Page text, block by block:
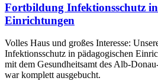
Fortbildung Infektionsschutz
Einrichtungen
Volles Haus und großes Interesse:
Infektionsschutz in pädagogischen
mit dem Gesundheitsamt des Alb-
war komplett ausgebucht.